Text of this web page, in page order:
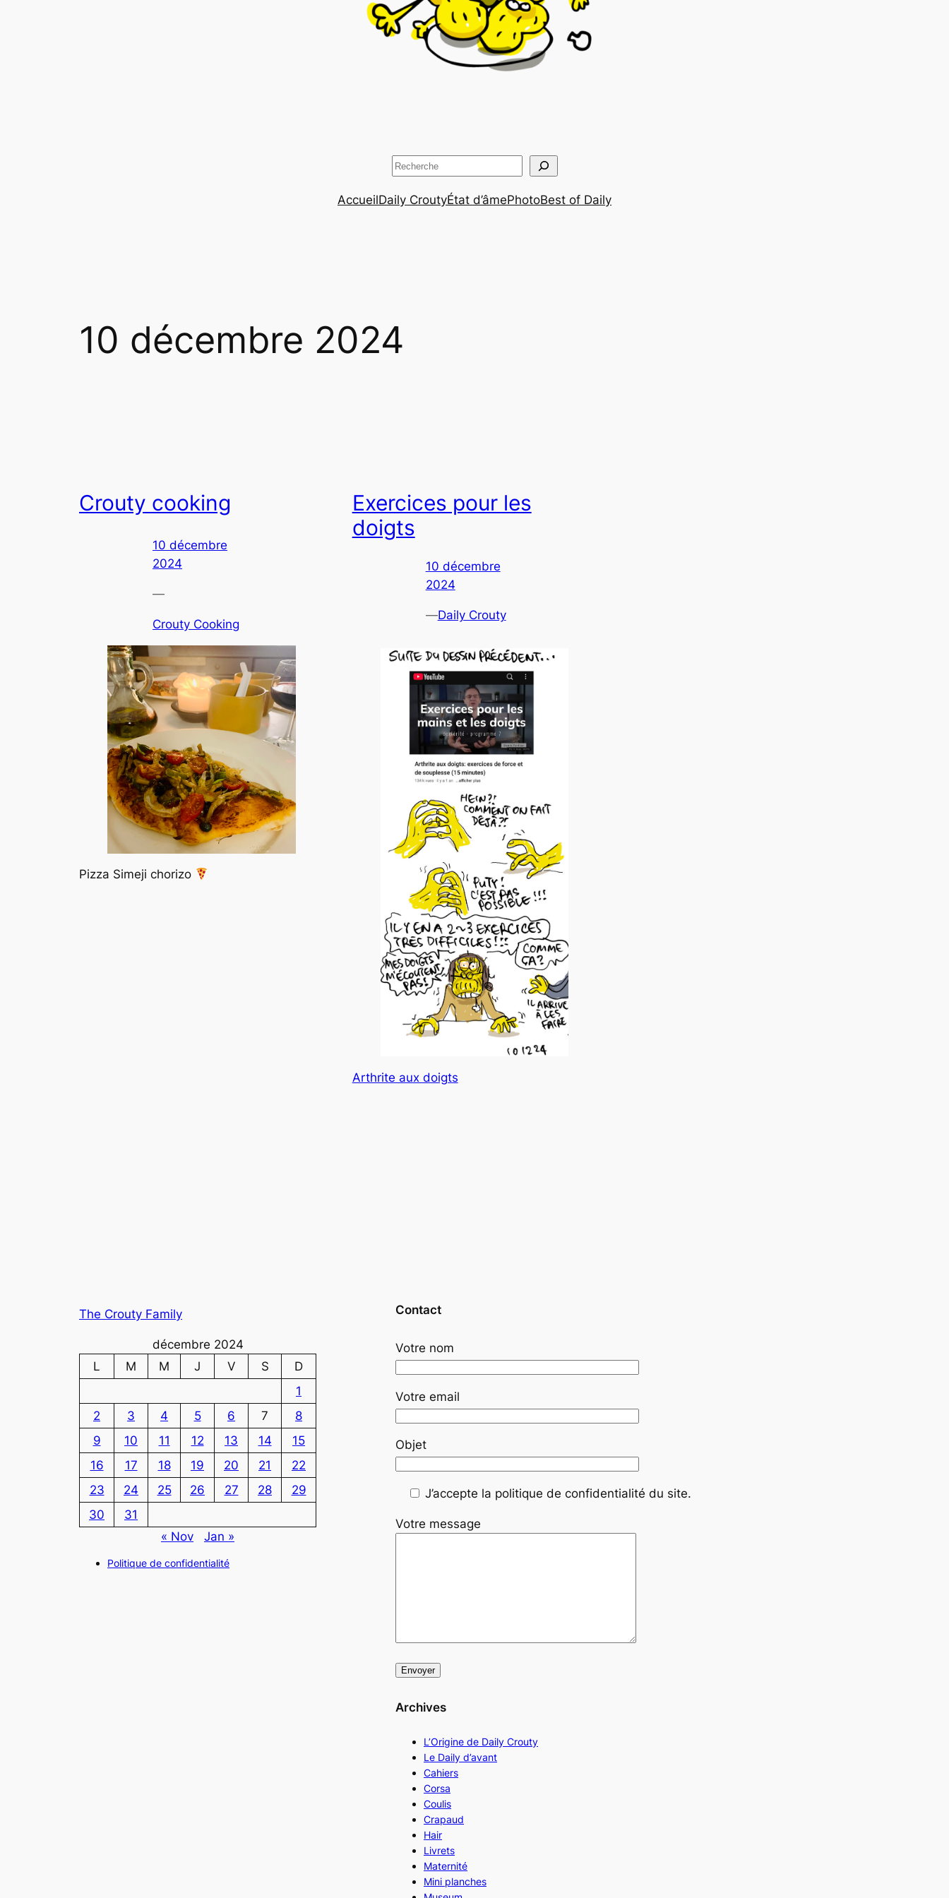
Rechercher
AccueilDaily CroutyÉtat d’âmePhotoBest of Daily
10 décembre 2024
Crouty cooking
10 décembre
2024
—
Crouty Cooking
Pizza Simeji chorizo
Exercices pour les
doigts
10 décembre
2024
—Daily Crouty
Arthrite aux doigts
The Crouty Family
décembre 2024
L
M M J V S
D
1
2
3 4 5 6 7
8
9
10 11 12 13 14
15
16
17 18 19 20 21
22
23
24 25 26 27 28
29
30
31
« Nov
Jan »
Politique de confidentialité
Contact
Votre nom
Votre email
Objet
J’accepte la politique de confidentialité du site.
Votre message
Archives
L’Origine de Daily Crouty
Le Daily d’avant
Cahiers
Corsa
Coulis
Crapaud
Hair
Livrets
Maternité
Mini planches